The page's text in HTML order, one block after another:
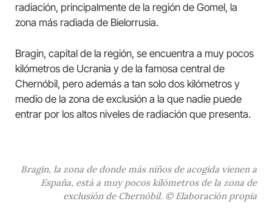
radiación, principalmente de la región de Gomel, la
zona más radiada de Bielorrusia.
Bragin, capital de la región, se encuentra a muy pocos
kilómetros de Ucrania y de la famosa central de
Chernóbil, pero además a tan solo dos kilómetros y
medio de la zona de exclusión a la que nadie puede
entrar por los altos niveles de radiación que presenta.
Bragin, la zona de donde más niños de acogida vienen a
España, está a muy pocos kilómetros de la zona de
exclusión de Chernóbil. © Elaboración propia